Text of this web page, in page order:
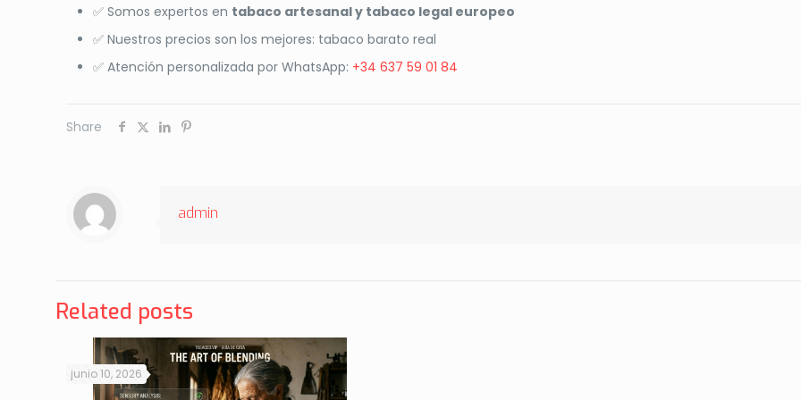
✅ Somos expertos en tabaco artesanal y tabaco legal europeo
✅ Nuestros precios son los mejores: tabaco barato real
✅ Atención personalizada por WhatsApp: +34 637 59 01 84
Share
admin
Related posts
junio 10, 2026